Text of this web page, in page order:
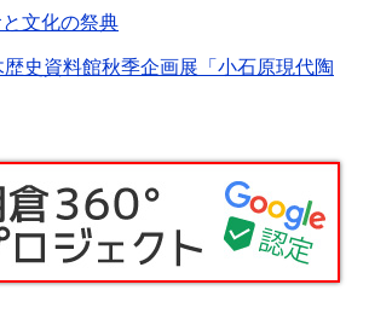
文化の祭典
史資料館秋季企画展「小石原現代陶